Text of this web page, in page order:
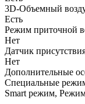
3D-Объемный
Есть
Режим приточной
Нет
Датчик
Нет
Дополнительные
Специальные
Smart режим,